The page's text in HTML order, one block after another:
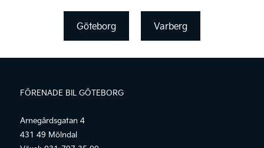
Göteborg Varberg
FÖRENADE BIL GÖTEBORG
Arnegårdsgatan 4
431 49 Mölndal